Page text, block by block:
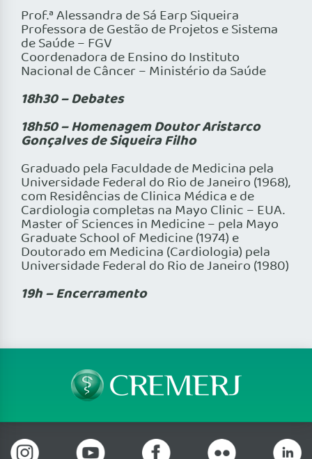
Prof.ª Alessandra de Sá Earp Siqueira
Professora de Gestão de Projetos e Sistema
de Saúde – FGV
Coordenadora de Ensino do Instituto
Nacional de Câncer – Ministério da Saúde
18h30 – Debates
18h50 – Homenagem Doutor Aristarco
Gonçalves de Siqueira Filho
Graduado pela Faculdade de Medicina pela
Universidade Federal do Rio de Janeiro (1968),
com Residências de Clinica Médica e de
Cardiologia completas na Mayo Clinic – EUA.
Master of Sciences in Medicine – pela Mayo
Graduate School of Medicine (1974) e
Doutorado em Medicina (Cardiologia) pela
Universidade Federal do Rio de Janeiro (1980)
19h – Encerramento